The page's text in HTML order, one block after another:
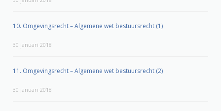
10. Omgevingsrecht – Algemene wet bestuursrecht (1)
30 januari 2018
11. Omgevingsrecht – Algemene wet bestuursrecht (2)
30 januari 2018